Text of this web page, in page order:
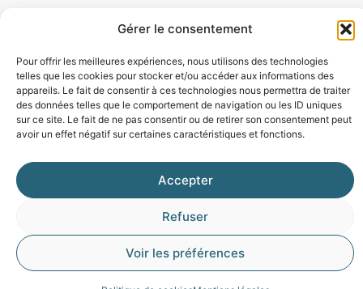
Gérer le consentement
Pour offrir les meilleures expériences, nous utilisons des technologies
telles que les cookies pour stocker et/ou accéder aux informations des
appareils. Le fait de consentir à ces technologies nous permettra de traiter
des données telles que le comportement de navigation ou les ID uniques
sur ce site. Le fait de ne pas consentir ou de retirer son consentement peut
avoir un effet négatif sur certaines caractéristiques et fonctions.
Accepter
Refuser
Voir les préférences
Plan du siteAide et accessibilitéMentions légalesDonnées personnelles
Propulsé par l'agence web Marque Digitale